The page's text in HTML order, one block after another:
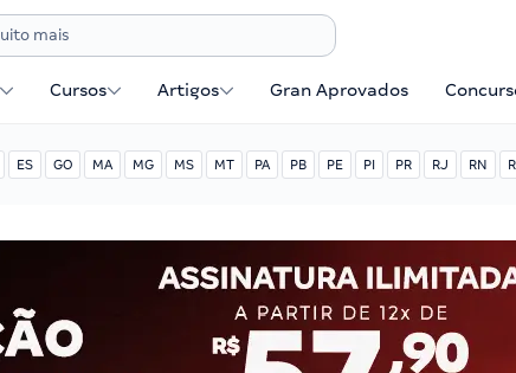
Cursos Artigos Gran Aprovados
ES GO MA MG MS MT PA PB PE PI PR RJ RN